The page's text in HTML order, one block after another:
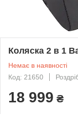
Коляска 2 в 1
Немає в наявності
Код: 21650
18 999 ₴